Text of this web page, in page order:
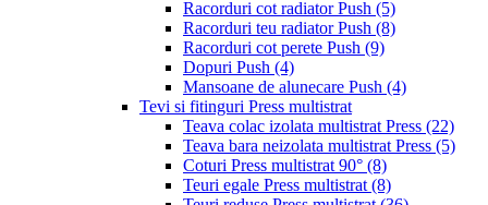
Racorduri cot radiator Push (5)
Racorduri teu radiator Push (8)
Racorduri cot perete Push (9)
Dopuri Push (4)
Mansoane de alunecare Push (4)
Tevi si fitinguri Press multistrat
Teava colac izolata multistrat Press (22)
Teava bara neizolata multistrat Press (5)
Coturi Press multistrat 90° (8)
Teuri egale Press multistrat (8)